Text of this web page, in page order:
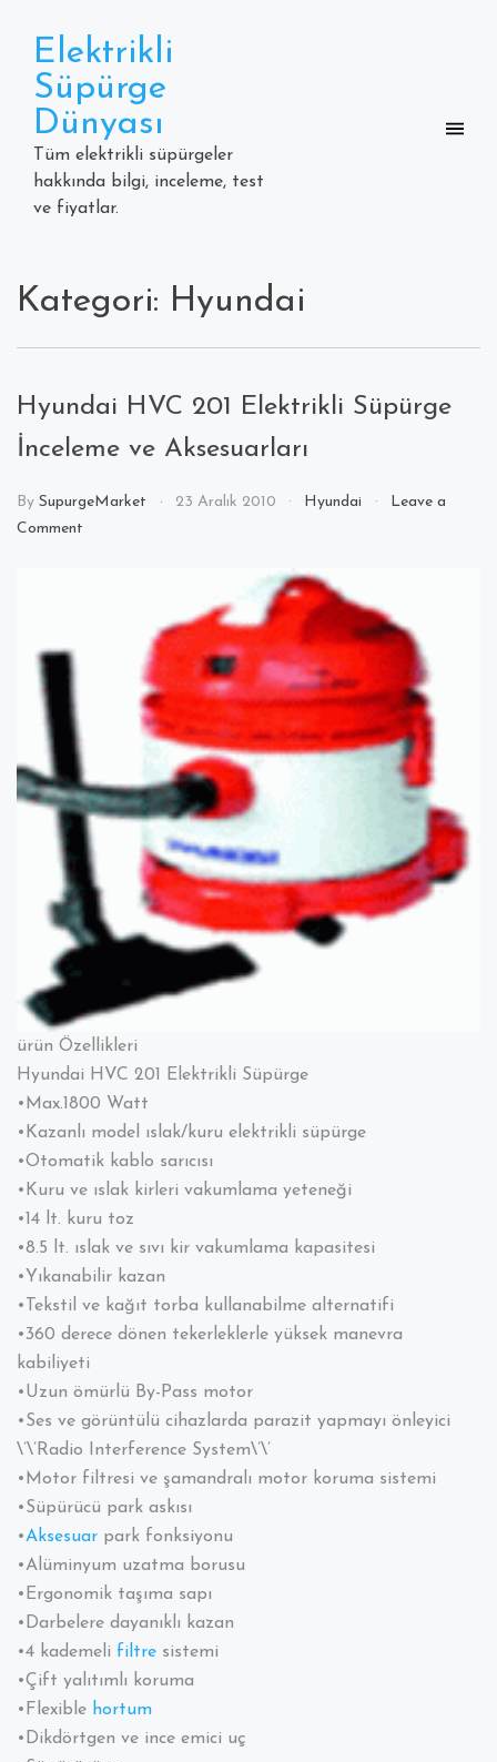
contentElektrikli
Süpürge
Dünyası
Tüm elektrikli süpürgeler
hakkında bilgi, inceleme, test
ve fiyatlar.
Kategori: Hyundai
Hyundai HVC 201 Elektrikli Süpürge
İnceleme ve Aksesuarları
By SupurgeMarket 23 Aralık 2010 Hyundai
Leave a
Comment
Aksesuarları
ürün Özellikleri
Hyundai HVC 201 Elektrikli Süpürge
•Max.1800 Watt
•Kazanlı model ıslak/kuru elektrikli süpürge
•Otomatik kablo sarıcısı
•Kuru ve ıslak kirleri vakumlama yeteneği
•14 lt. kuru toz
•8.5 lt. ıslak ve sıvı kir vakumlama kapasitesi
•Yıkanabilir kazan
•Tekstil ve kağıt torba kullanabilme alternatifi
•360 derece dönen tekerleklerle yüksek manevra
kabiliyeti
•Uzun ömürlü By-Pass motor
•Ses ve görüntülü cihazlarda parazit yapmayı önleyici
\’\’Radio Interference System\’\’
•Motor filtresi ve şamandralı motor koruma sistemi
•Süpürücü park askısı
•Aksesuar park fonksiyonu
•Alüminyum uzatma borusu
•Ergonomik taşıma sapı
•Darbelere dayanıklı kazan
•4 kademeli filtre sistemi
•Çift yalıtımlı koruma
•Flexible hortum
•Dikdörtgen ve ince emici uç